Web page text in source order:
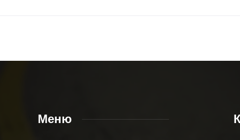
Меню